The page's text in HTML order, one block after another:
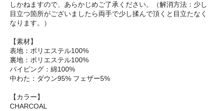
しかねますので、あらかじめご了承ください。（解消方法：少し
目立つ箇所がございましたら両手で少し揉んで頂くと目立たなく
なります。）
【素材】
表地：ポリエステル100%
裏地：ポリエステル100%
パイピング：綿100%
中わた：ダウン95% フェザー5%
【カラー】
CHARCOAL